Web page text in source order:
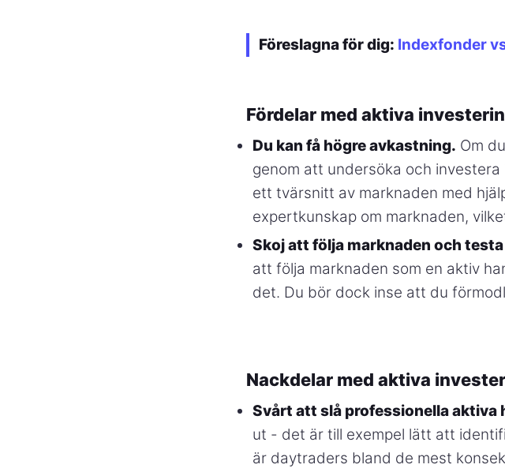
Föreslagna för dig: Indexfonder
Fördelar med aktiva
Du kan få högre avkastning. Om
genom att undersöka och
ett tvärsnitt av marknaden med
expertkunskap om marknaden,
Skoj att följa marknaden och
att följa marknaden som en aktiv
det. Du bör dock inse att du
Nackdelar med aktiva
Svårt att slå professionella aktiva
ut - det är till exempel lätt att
är daytraders bland de mest